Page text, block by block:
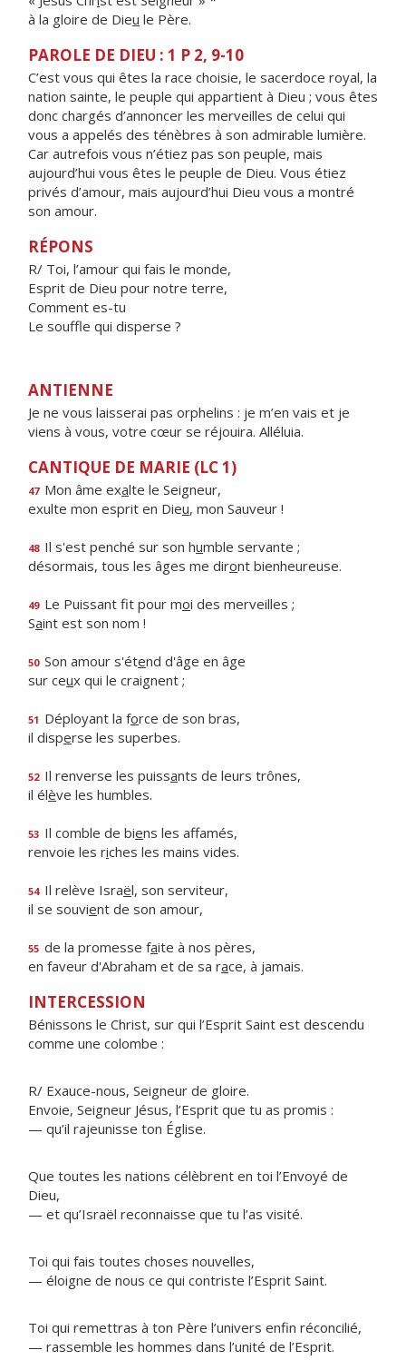
à la gloire de Dieu le Père.
PAROLE DE DIEU : 1 P 2, 9-10
C’est vous qui êtes la race choisie, le sacerdoce royal, la
nation sainte, le peuple qui appartient à Dieu ; vous êtes
donc chargés d’annoncer les merveilles de celui qui
vous a appelés des ténèbres à son admirable lumière.
Car autrefois vous n’étiez pas son peuple, mais
aujourd’hui vous êtes le peuple de Dieu. Vous étiez
privés d’amour, mais aujourd’hui Dieu vous a montré
son amour.
RÉPONS
R/ Toi, l’amour qui fais le monde,
Esprit de Dieu pour notre terre,
Comment es-tu
Le souffle qui disperse ?
ANTIENNE
Je ne vous laisserai pas orphelins : je m’en vais et je
viens à vous, votre cœur se réjouira. Alléluia.
CANTIQUE DE MARIE (LC 1)
47 Mon âme exalte le Seigneur,
exulte mon esprit en Dieu, mon Sauveur !
48 Il s'est penché sur son humble servante ;
désormais, tous les âges me diront bienheureuse.
49 Le Puissant fit pour moi des merveilles ;
Saint est son nom !
50 Son amour s'étend d'âge en âge
sur ceux qui le craignent ;
51 Déployant la force de son bras,
il disperse les superbes.
52 Il renverse les puissants de leurs trônes,
il élève les humbles.
53 Il comble de biens les affamés,
renvoie les riches les mains vides.
54 Il relève Israël, son serviteur,
il se souvient de son amour,
55 de la promesse faite à nos pères,
en faveur d'Abraham et de sa race, à jamais.
INTERCESSION
Bénissons le Christ, sur qui l’Esprit Saint est descendu
comme une colombe :
R/ Exauce-nous, Seigneur de gloire.
Envoie, Seigneur Jésus, l’Esprit que tu as promis :
— qu’il rajeunisse ton Église.
Que toutes les nations célèbrent en toi l’Envoyé de
Dieu,
— et qu’Israël reconnaisse que tu l’as visité.
Toi qui fais toutes choses nouvelles,
— éloigne de nous ce qui contriste l’Esprit Saint.
Toi qui remettras à ton Père l’univers enfin réconcilié,
— rassemble les hommes dans l’unité de l’Esprit.